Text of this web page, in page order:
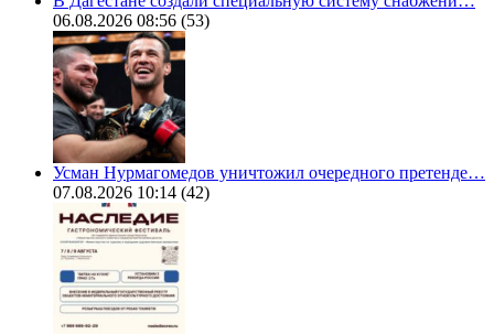
06.08.2026 08:56 (53)
Усман Нурмагомедов уничтожил очередного претенде…
07.08.2026 10:14 (42)